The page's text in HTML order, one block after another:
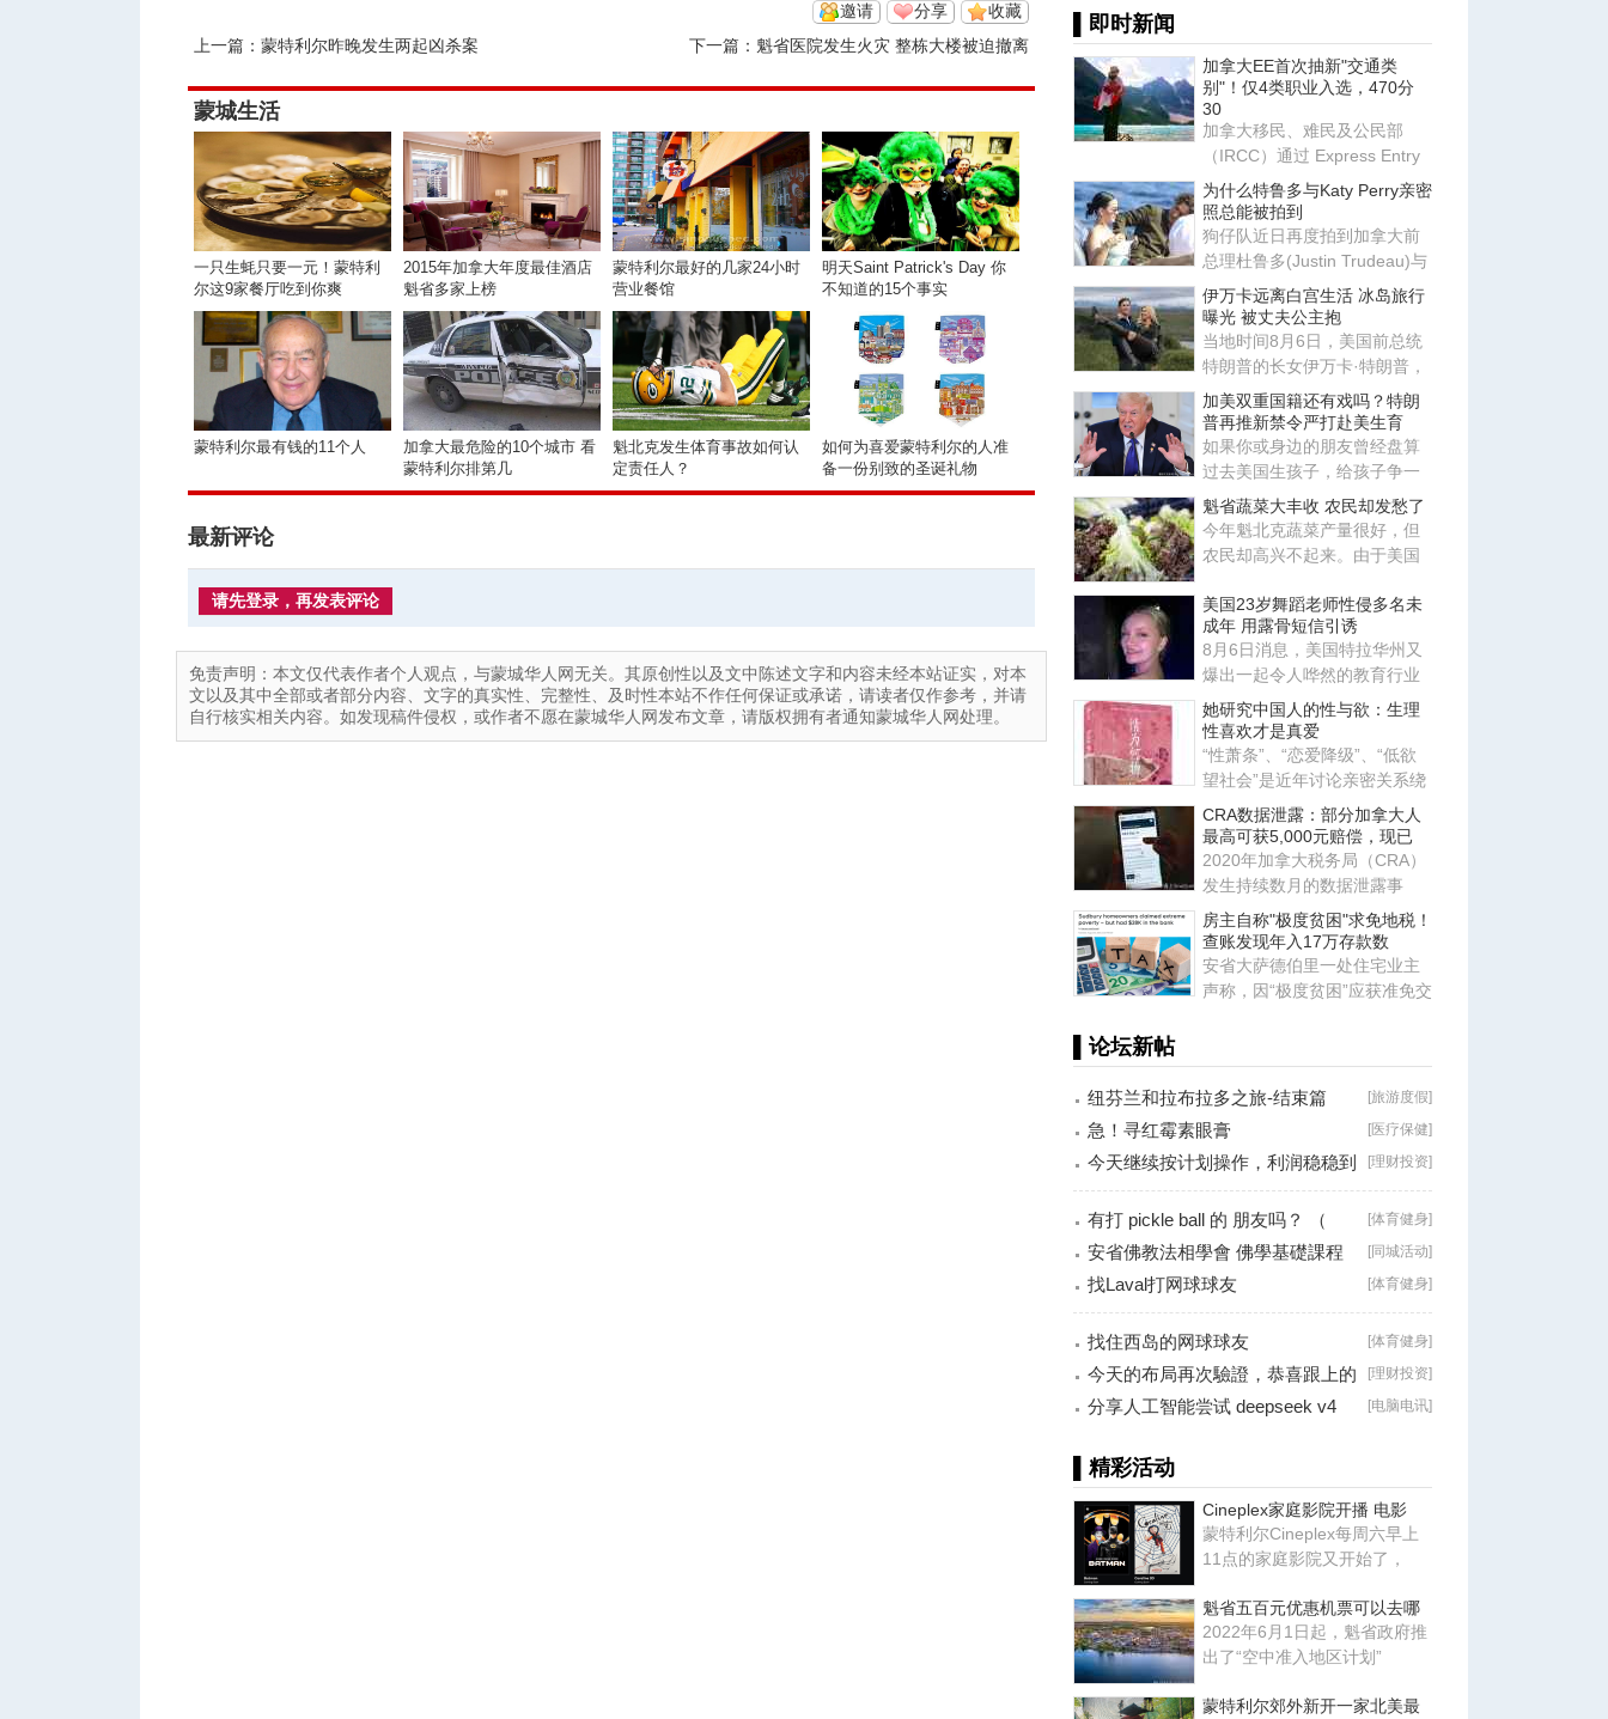
收藏
分享
邀请
上一篇： 蒙特利尔昨晚发生两起凶杀案 下一篇： 魁省医院发生火灾 整栋大楼被迫撤离
蒙城生活
一只生蚝只要一元！蒙特利
尔这9家餐厅吃到你爽
2015年加拿大年度最佳酒店
魁省多家上榜
蒙特利尔最好的几家24小时
营业餐馆
明天Saint Patrick's Day 你
不知道的15个事实
蒙特利尔最有钱的11个人
加拿大最危险的10个城市 看
蒙特利尔排第几
魁北克发生体育事故如何认
定责任人？
如何为喜爱蒙特利尔的人准
备一份别致的圣诞礼物
最新评论
请先登录，再发表评论
免责声明：本文仅代表作者个人观点，与蒙城华人网无关。其原创性以及文中陈述文字和内容未经本站证实，对本
文以及其中全部或者部分内容、文字的真实性、完整性、及时性本站不作任何保证或承诺，请读者仅作参考，并请
自行核实相关内容。如发现稿件侵权，或作者不愿在蒙城华人网发布文章，请版权拥有者通知蒙城华人网处理。
▌即时新闻
加拿大EE首次抽新"交通类
别"！仅4类职业入选，470分
30
加拿大移民、难民及公民部
（IRCC）通过 Express Entry
系统发出新一轮邀请，邀请更
多
为什么特鲁多与Katy Perry亲密
照总能被拍到
狗仔队近日再度拍到加拿大前
总理杜鲁多(Justin Trudeau)与
美国歌手姬蒂派莉(Katy Perr
伊万卡远离白宫生活 冰岛旅行
曝光 被丈夫公主抱
当地时间8月6日，美国前总统
特朗普的长女伊万卡·特朗普，
与丈夫贾里德·库什纳现身冰
加美双重国籍还有戏吗？特朗
普再推新禁令严打赴美生育
如果你或身边的朋友曾经盘算
过去美国生孩子，给孩子争一
本美国护照，那这条路现在正
变
魁省蔬菜大丰收 农民却发愁了
今年魁北克蔬菜产量很好，但
农民却高兴不起来。由于美国
供
美国23岁舞蹈老师性侵多名未
成年 用露骨短信引诱
8月6日消息，美国特拉华州又
爆出一起令人哗然的教育行业
恶性案件，当地一名 23 岁的舞
她研究中国人的性与欲：生理
性喜欢才是真爱
“性萧条”、“恋爱降级”、“低欲
望社会”是近年讨论亲密关系绕
不开的词汇。暗含其中
CRA数据泄露：部分加拿大人
最高可获5,000元赔偿，现已
2020年加拿大税务局（CRA）
发生持续数月的数据泄露事
件，导致数千名加拿大人的私
人信
房主自称"极度贫困"求免地税！
查账发现年入17万存款数
安省大萨德伯里一处住宅业主
声称，因“极度贫困”应获准免交
▌论坛新帖
[旅游度假]
纽芬兰和拉布拉多之旅-结束篇
[医疗保健]
急！寻红霉素眼膏
[理财投资]
今天继续按计划操作，利润稳稳到
手！
[体育健身]
有打 pickle ball 的 朋友吗？ （
Brossard
[同城活动]
安省佛教法相學會 佛學基礎課程
（第二十八
[体育健身]
找Laval打网球球友
[体育健身]
找住西岛的网球球友
[理财投资]
今天的布局再次驗證，恭喜跟上的
朋友！
[电脑电讯]
分享人工智能尝试 deepseek v4
▌精彩活动
Cineplex家庭影院开播 电影
蒙特利尔Cineplex每周六早上
11点的家庭影院又开始了，
魁省五百元优惠机票可以去哪
2022年6月1日起，魁省政府推
出了“空中准入地区计划”
蒙特利尔郊外新开一家北美最